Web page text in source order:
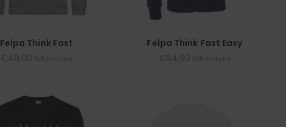
Felpa Think Fast
€49,00 IVA inclusa
Felpa Think Fast Easy
€54,90 IVA inclusa